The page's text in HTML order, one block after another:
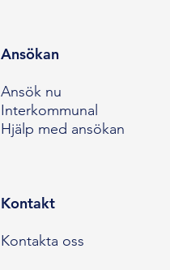
Ansökan
Ansök nu
Interkommunal
Hjälp med ansökan
Kontakt
Kontakta oss